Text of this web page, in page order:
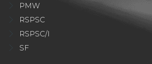
PMW
RSPSC
RSPSC/I
SF